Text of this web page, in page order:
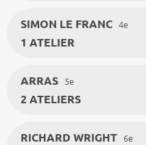
SIMON LE FRANC 4e
1 ATELIER
ARRAS 5e
2 ATELIERS
RICHARD WRIGHT 6e